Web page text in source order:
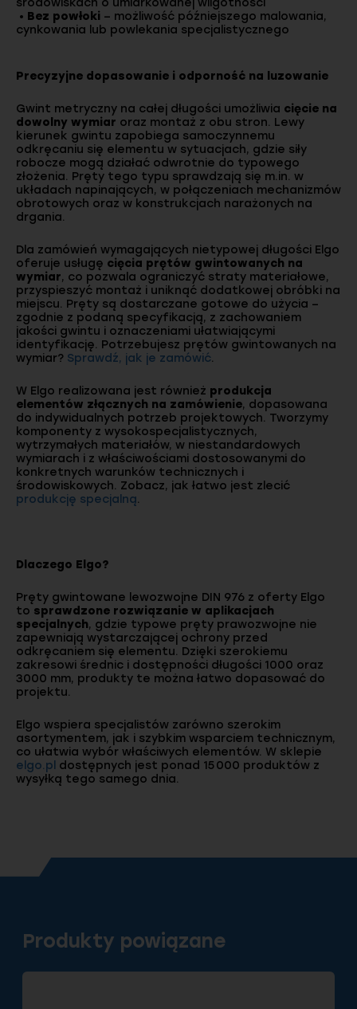
• Bez powłoki – możliwość późniejszego malowania,
cynkowania lub powlekania specjalistycznego
Precyzyjne dopasowanie i odporność na luzowanie
Gwint metryczny na całej długości umożliwia cięcie na
dowolny wymiar oraz montaż z obu stron. Lewy
kierunek gwintu zapobiega samoczynnemu
odkręcaniu się elementu w sytuacjach, gdzie siły
robocze mogą działać odwrotnie do typowego
złożenia. Pręty tego typu sprawdzają się m.in. w
układach napinających, w połączeniach mechanizmów
obrotowych oraz w konstrukcjach narażonych na
drgania.
Dla zamówień wymagających nietypowej długości Elgo
oferuje usługę cięcia prętów gwintowanych na
wymiar, co pozwala ograniczyć straty materiałowe,
przyspieszyć montaż i uniknąć dodatkowej obróbki na
miejscu. Pręty są dostarczane gotowe do użycia –
zgodnie z podaną specyfikacją, z zachowaniem
jakości gwintu i oznaczeniami ułatwiającymi
identyfikację. Potrzebujesz prętów gwintowanych na
wymiar? Sprawdź, jak je zamówić.
W Elgo realizowana jest również produkcja
elementów złącznych na zamówienie, dopasowana
do indywidualnych potrzeb projektowych. Tworzymy
komponenty z wysokospecjalistycznych,
wytrzymałych materiałów, w niestandardowych
wymiarach i z właściwościami dostosowanymi do
konkretnych warunków technicznych i
środowiskowych. Zobacz, jak łatwo jest zlecić
produkcję specjalną.
Dlaczego Elgo?
Pręty gwintowane lewozwojne DIN 976 z oferty Elgo
to sprawdzone rozwiązanie w aplikacjach
specjalnych, gdzie typowe pręty prawozwojne nie
zapewniają wystarczającej ochrony przed
odkręcaniem się elementu. Dzięki szerokiemu
zakresowi średnic i dostępności długości 1000 oraz
3000 mm, produkty te można łatwo dopasować do
projektu.
Elgo wspiera specjalistów zarówno szerokim
asortymentem, jak i szybkim wsparciem technicznym,
co ułatwia wybór właściwych elementów. W sklepie
elgo.pl dostępnych jest ponad 15 000 produktów z
wysyłką tego samego dnia.
Produkty powiązane